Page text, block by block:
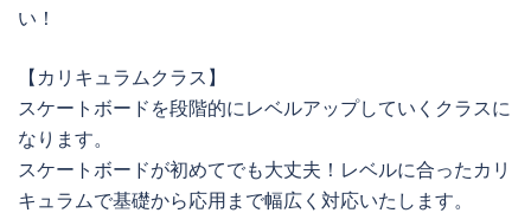
い！
【カリキュラムクラス】
スケートボードを段階的にレベルアップしていくクラスに
なります。
スケートボードが初めてでも大丈夫！レベルに合ったカリ
キュラムで基礎から応用まで幅広く対応いたします。